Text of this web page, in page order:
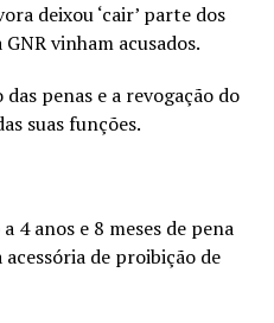
deixou ‘cair’ parte dos
vinham acusados.
penas e a revogação do
suas funções.
4 anos e 8 meses de pena
acessória de proibição de